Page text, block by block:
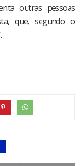
outras pessoas
que, segundo o